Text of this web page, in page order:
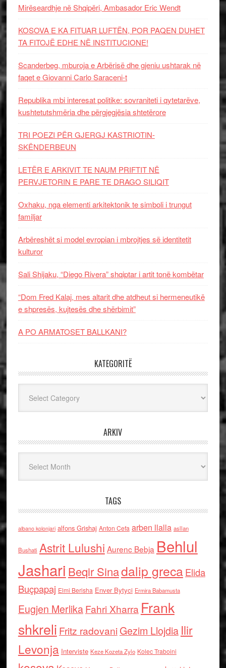
Mirëseardhje në Shqipëri, Ambasador Eric Wendt
KOSOVA E KA FITUAR LUFTËN, POR PAQEN DUHET
TA FITOJË EDHE NË INSTITUCIONE!
Scanderbeg, mburoja e Arbërisë dhe gjeniu ushtarak në
faqet e Giovanni Carlo Saraceni-t
Republika mbi interesat politike: sovraniteti i qytetarëve,
kushtetutshmëria dhe përgjegjësia shtetërore
TRI POEZI PËR GJERGJ KASTRIOTIN-
SKËNDERBEUN
LETËR E ARKIVIT TE NAUM PRIFTIT NË
PERVJETORIN E PARE TE DRAGO SILIQIT
Oxhaku, nga elementi arkitektonik te simboli i trungut
familjar
Arbëreshët si model evropian i mbrojtjes së identitetit
kulturor
Sali Shijaku, “Diego Rivera” shqiptar i artit tonë kombëtar
“Dom Fred Kalaj, mes altarit dhe atdheut si hermeneutikë
e shpresës, kujtesës dhe shërbimit”
A PO ARMATOSET BALLKANI?
KATEGORITË
ARKIV
TAGS
albano kolonjari alfons Grishaj Anton Cefa arben llalla asllan
Bushati Astrit Lulushi Aurenc Bebja Behlul
Jashari Beqir Sinadalip grecaElida
Buçpapaj Elmi Berisha Enver Bytyci Ermira Babamusta
Eugjen MerlikaFahri Xharra Frank
shkreli Fritz radovaniGezim Llojdia Ilir
Levonja Interviste Keze Kozeta Zylo Kolec Traboini